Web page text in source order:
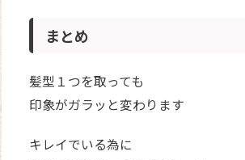
まとめ
髪型１つを取っても
印象がガラッと変わります
キレイでいる為に